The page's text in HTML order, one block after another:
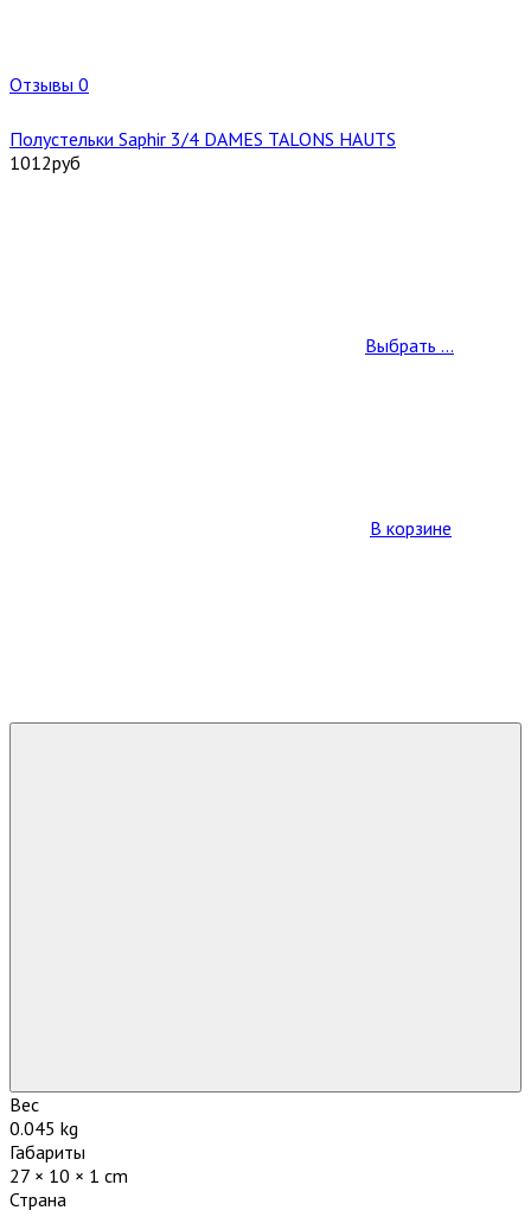
Отзывы 0
Полустельки Saphir 3/4 DAMES TALONS HAUTS
1012руб
Выбрать ...
В корзине
Вес
0.045 kg
Габариты
27 × 10 × 1 cm
Страна